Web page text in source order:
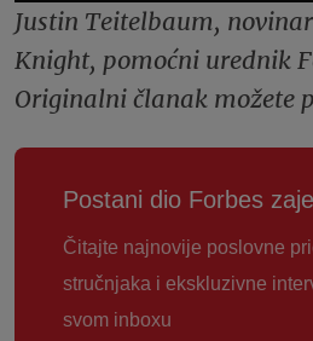
Justin Teitelbaum,
Knight, pomoćni urednik
Originalni članak možete
Postani dio Forbes
Čitajte najnovije poslovne
stručnjaka i ekskluzivne
svom inboxu